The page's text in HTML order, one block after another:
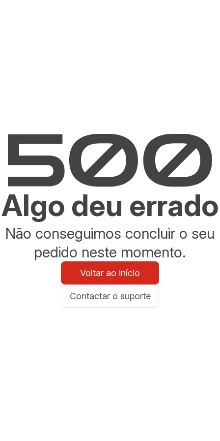
Algo deu errado
Não conseguimos concluir o seu
pedido neste momento.
Voltar ao início
Contactar o suporte